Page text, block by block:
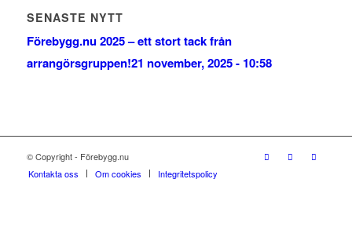
SENASTE NYTT
Förebygg.nu 2025 – ett stort tack från
arrangörsgruppen!21 november, 2025 - 10:58
© Copyright - Förebygg.nu
Kontakta oss
Om cookies Integritetspolicy